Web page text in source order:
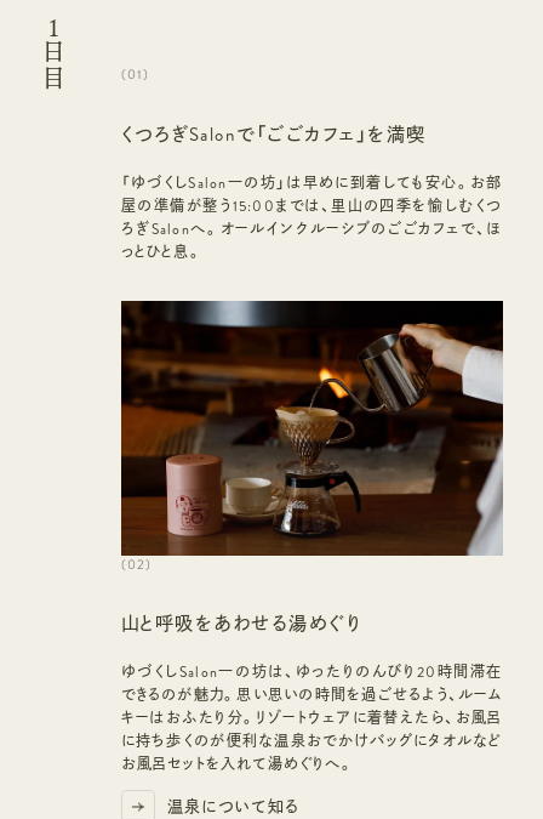
1
日目 (01)
くつろぎSalonで「ごごカフェ」を満喫
「ゆづくしSalon一の坊」は早めに到着しても安心。お部
屋の準備が整う15:00までは、里山の四季を愉しむくつ
ろぎSalonへ。オールインクルーシブのごごカフェで、ほ
っとひと息。
(02)
山と呼吸をあわせる湯めぐり
ゆづくしSalon一の坊は、ゆったりのんびり20時間滞在
できるのが魅力。思い思いの時間を過ごせるよう、ルーム
キーはおふたり分。リゾートウェアに着替えたら、お風呂
に持ち歩くのが便利な温泉おでかけバッグにタオルなど
お風呂セットを入れて湯めぐりへ。
温泉について知る